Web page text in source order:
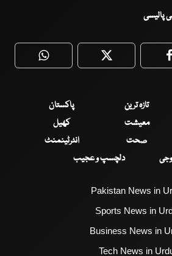
پالیسی
WhatsApp Twitter
تازہ ترین
پاکستان
معیشت
کھیل
صحت
انٹرٹینمنٹ
دلچسپ و عجیب
Pakistan News in
Sports News in
Business News in
Tech News in